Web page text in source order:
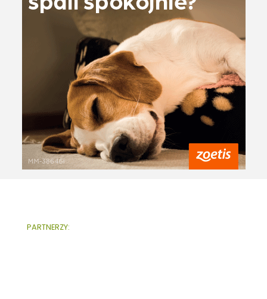
PARTNERZY: